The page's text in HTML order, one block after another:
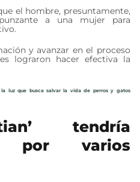
el hombre, presuntamente,
a una mujer para
y avanzar en el proceso
lograron hacer efectiva la
la luz que busca salvar la vida de perros y gatos
tendría
por varios